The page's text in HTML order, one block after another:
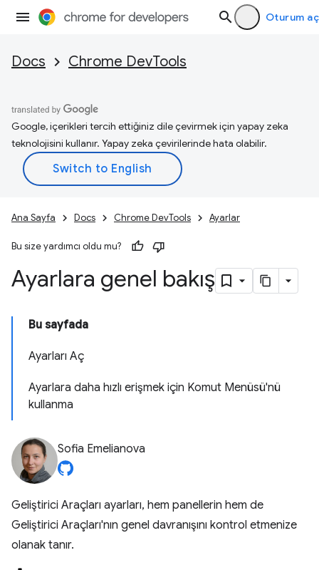
Oturum aç
Docs Chrome DevTools
Google, içerikleri tercih ettiğiniz dile çevirmek için yapay zeka
teknolojisini kullanır. Yapay zeka çevirilerinde hata olabilir.
Ana Sayfa Docs Chrome DevTools Ayarlar
Bu size yardımcı oldu mu?
Ayarlara genel bakış
Bu sayfada
Ayarları Aç
Ayarlara daha hızlı erişmek için Komut Menüsü'nü
kullanma
Sofia Emelianova
Geliştirici Araçları ayarları, hem panellerin hem de
Geliştirici Araçları'nın genel davranışını kontrol etmenize
olanak tanır.